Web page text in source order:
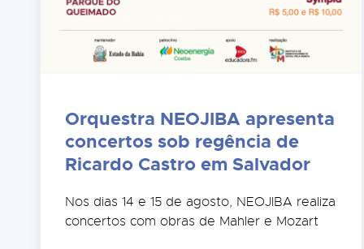
Orquestra NEOJIBA apresenta
concertos sob regência de
Ricardo Castro em Salvador
Nos dias 14 e 15 de agosto, NEOJIBA realiza
concertos com obras de Mahler e Mozart